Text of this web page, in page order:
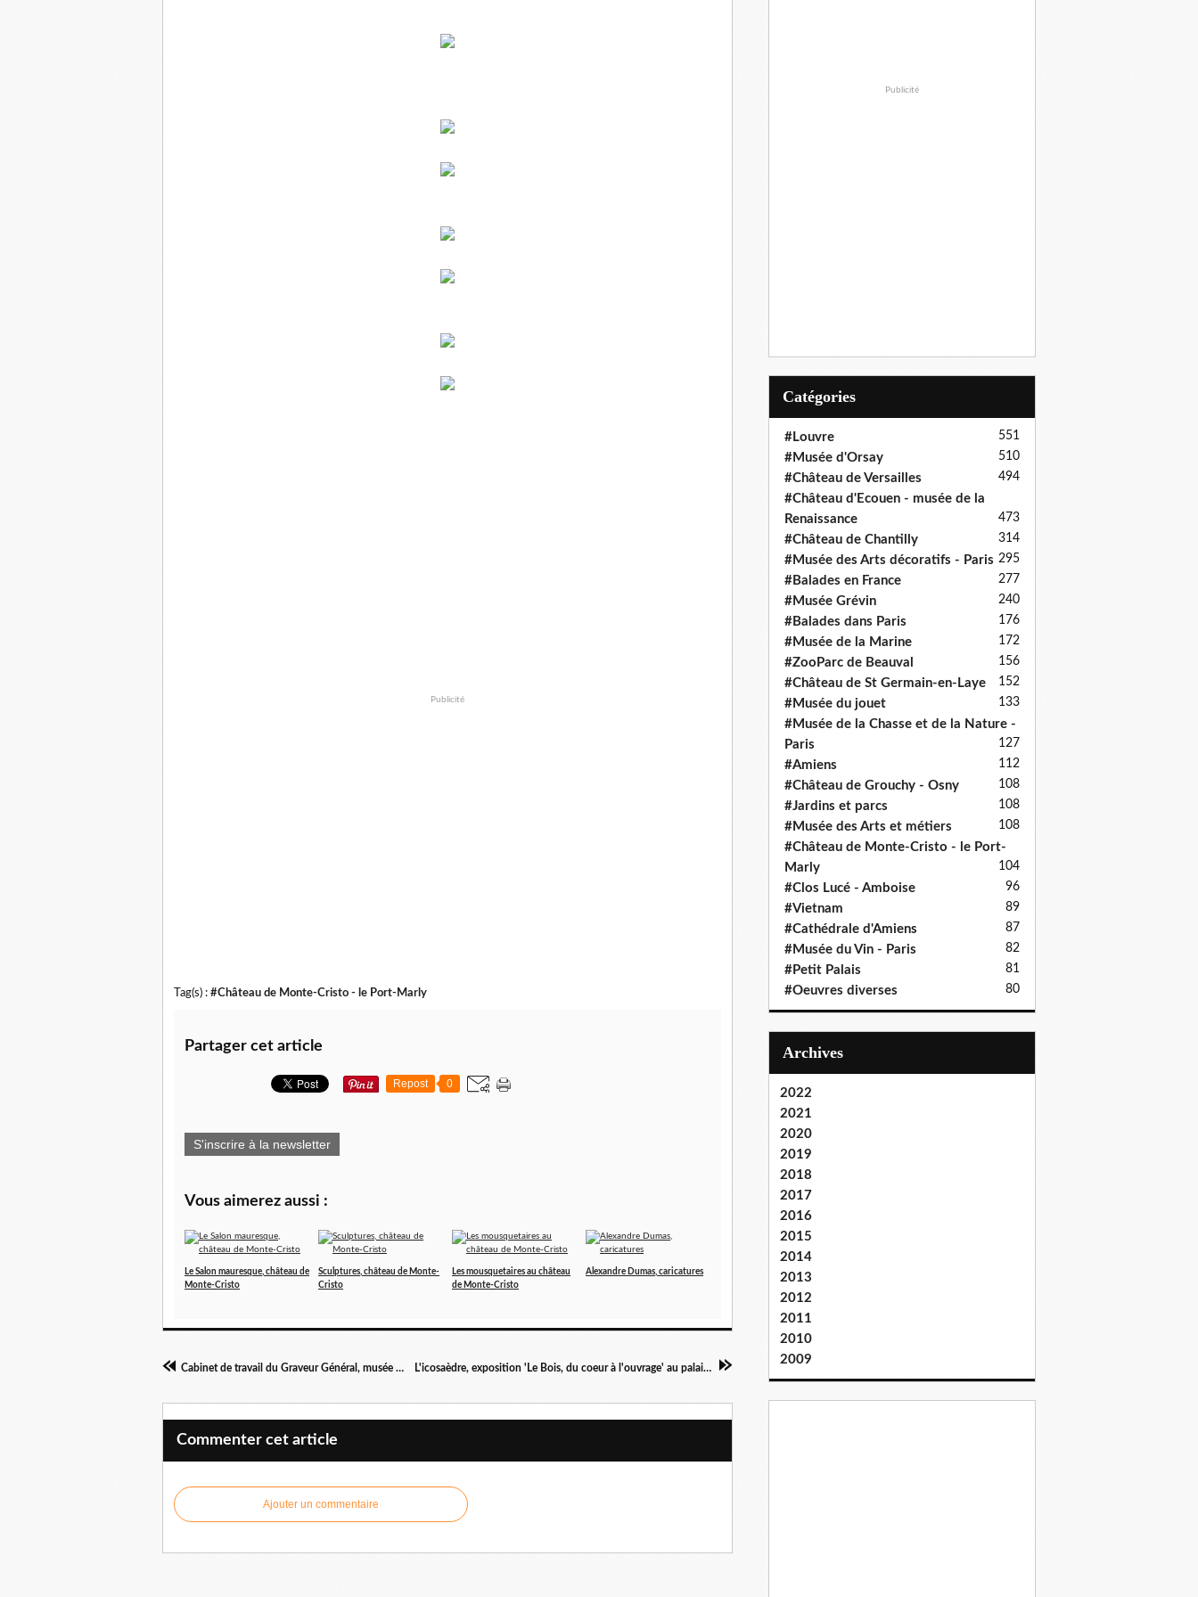
Publicité
Tag(s) : #Château de Monte-Cristo - le Port-Marly
Partager cet article
Repost 0
S'inscrire à la newsletter
Vous aimerez aussi :
Le Salon mauresque, château de
Monte-Cristo
Sculptures, château de Monte-
Cristo
Les mousquetaires au château
de Monte-Cristo
Alexandre Dumas, caricatures
Cabinet de travail du Graveur Général, musée de la monnaie L'icosaèdre, exposition 'Le Bois, du coeur à l'ouvrage' au palais de la Découverte
Commenter cet article
Ajouter un commentaire
Publicité
Catégories
#Louvre 551
#Musée d'Orsay 510
#Château de Versailles 494
#Château d'Ecouen - musée de la
Renaissance
473
#Château de Chantilly 314
#Musée des Arts décoratifs - Paris 295
#Balades en France 277
#Musée Grévin 240
#Balades dans Paris 176
#Musée de la Marine 172
#ZooParc de Beauval 156
#Château de St Germain-en-Laye 152
#Musée du jouet 133
#Musée de la Chasse et de la Nature -
Paris
127
#Amiens 112
#Château de Grouchy - Osny 108
#Jardins et parcs 108
#Musée des Arts et métiers 108
#Château de Monte-Cristo - le Port-
Marly
104
#Clos Lucé - Amboise 96
#Vietnam 89
#Cathédrale d'Amiens 87
#Musée du Vin - Paris 82
#Petit Palais 81
#Oeuvres diverses 80
Archives
2022
2021
2020
2019
2018
2017
2016
2015
2014
2013
2012
2011
2010
2009